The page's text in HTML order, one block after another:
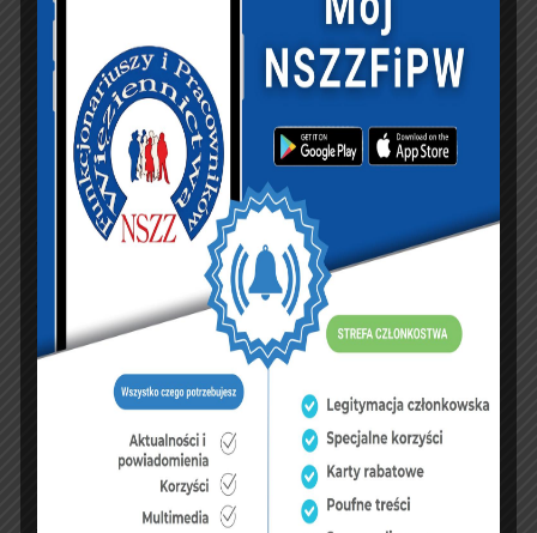
Zgodnie z nowelizacją ustawy, funkcjonariusze
prawo do dodatkowego zasiłku opiekuńczego
zyskują od 8 marca 2020 roku.
Zasiłkowe zamieszanie
Kwestia zasiłków dla funkcjonariuszy Służby
Więziennej to ciąg dalszy zamieszania, które trwa
od momentu wejścia w życie przepisów
wprowadzających dodatkowy zasiłek opiekuńczy
dla rodziców w związku z zamknięciem szkół,
przedszkoli i żłobków. Pytanie jakie od początku
zadawało sobie tysiące mundurowych w całym
kraju dotyczyło tego, czy dodatkowy 14-dniowy
zasiłek przysługuje funkcjonariuszom. Wokół całej
sprawy narosło wiele niejasności, a co za tym idzie,
jak się okazuje, różne formacje różnie tę sprawę